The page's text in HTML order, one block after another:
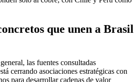
que unen a Brasil
las fuentes consultadas
cerrando asociaciones estratégicas con
para desarrollar cadenas de valor